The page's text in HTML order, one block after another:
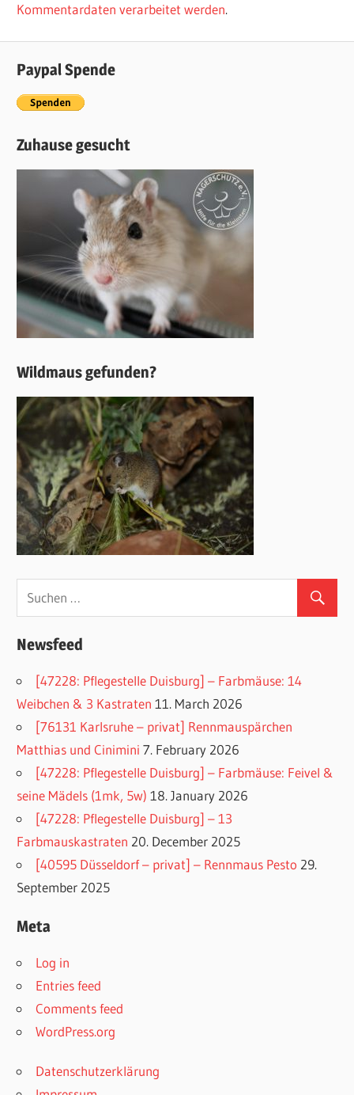
Kommentardaten verarbeitet werden.
Paypal Spende
Zuhause gesucht
Wildmaus gefunden?
Newsfeed
[47228: Pflegestelle Duisburg] – Farbmäuse: 14
Weibchen & 3 Kastraten 11. March 2026
[76131 Karlsruhe – privat] Rennmauspärchen
Matthias und Cinimini 7. February 2026
[47228: Pflegestelle Duisburg] – Farbmäuse: Feivel &
seine Mädels (1mk, 5w) 18. January 2026
[47228: Pflegestelle Duisburg] – 13
Farbmauskastraten 20. December 2025
[40595 Düsseldorf – privat] – Rennmaus Pesto 29.
September 2025
Meta
Log in
Entries feed
Comments feed
WordPress.org
Datenschutzerklärung